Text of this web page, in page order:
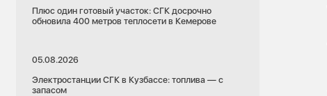
Плюс один готовый участок: СГК досрочно
обновила 400 метров теплосети в Кемерове
05.08.2026
Электростанции СГК в Кузбассе: топлива — с
запасом